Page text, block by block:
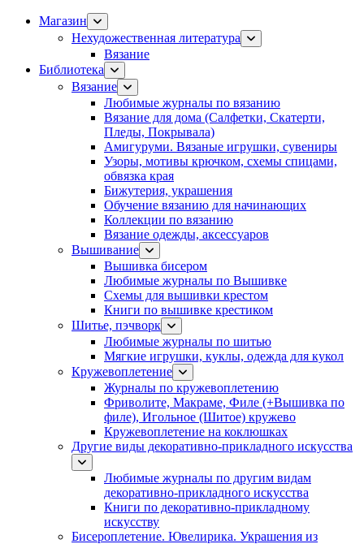
Магазин
Нехудожественная литература
Вязание
Библиотека
Вязание
Любимые журналы по вязанию
Вязание для дома (Салфетки, Скатерти,
Пледы, Покрывала)
Амигуруми. Вязаные игрушки, сувениры
Узоры, мотивы крючком, схемы спицами,
обвязка края
Бижутерия, украшения
Обучение вязанию для начинающих
Коллекции по вязанию
Вязание одежды, аксессуаров
Вышивание
Вышивка бисером
Любимые журналы по Вышивке
Схемы для вышивки крестом
Книги по вышивке крестиком
Шитье, пэчворк
Любимые журналы по шитью
Мягкие игрушки, куклы, одежда для кукол
Кружевоплетение
Журналы по кружевоплетению
Фриволите, Макраме, Филе (+Вышивка по
филе), Игольное (Шитое) кружево
Кружевоплетение на коклюшках
Другие виды декоративно-прикладного искусства
Любимые журналы по другим видам
декоративно-прикладного искусства
Книги по декоративно-прикладному
искусству
Бисероплетение. Ювелирика. Украшения из